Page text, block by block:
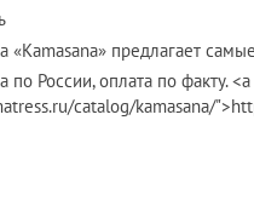
«Kamasana» предлагает
по России, оплата по факту.
catalog/kamasana/